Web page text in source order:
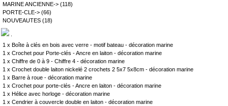
MARINE ANCIENNE-> (118)
PORTE-CLE-> (66)
NOUVEAUTES (18)
1 x Boîte à clés en bois avec verre - motif bateau - décoration marine
1 x Crochet pour Porte-clés - Ancre en laiton - décoration marine
1 x Chiffre de 0 à 9 - Chiffre 4 - décoration marine
1 x Crochet double laiton nickelé 2 crochets 2 5x7 5x8cm - décoration marine
1 x Barre à roue - décoration marine
1 x Crochet pour porte-clés - Ancre en laiton - décoration marine
1 x Hélice avec horloge - décoration marine
1 x Cendrier à couvercle double en laiton - décoration marine